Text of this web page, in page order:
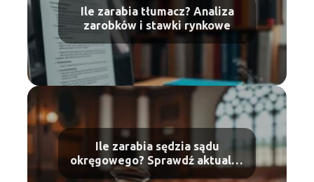
Ile zarabia tłumacz? Analiza
zarobków i stawki rynkowe
Ile zarabia sędzia sądu
okręgowego? Sprawdź aktualne
wynagrodzenia!